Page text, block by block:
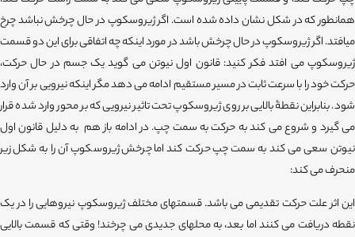
همانطور که در شکل نشان داده شده است. اگر ژیروسکوپ در حال چرخش نباشد چرخ
میافتد. اگر ژیروسکوپ در حال چرخش باشد در مورد اینکه چه اتفاقی برای این دو قسمت
ژیروسکوپ می افتد فکر کنید: قانون اول نیوتن می گوید یک جسم در حال حرکت،
حرکت خود را با سرعت ثابت در مسیر مستقیم ادامه می دهد مگر اینکه نیرویی بر آن وارد
شود. بنابراین نقطۀ بالایی بر روی ژیروسکوپ تحت تاثیر نیرویی که بر محور وارد شده قرار
می گیرد و شروع می کند به حرکت به سمت چپ. در ادامه باز هم به دلیل قانون اول
نیوتن سعی می کند به سمت چپ حرکت کند اما چرخش ژیروسکوپ آن را به شکل زیر
منحرف می کند:
این اثر علت حرکت تقدیمی می باشد. قسمتهای مختلف ژیروسکوپ نیروهایی را در یک
نقطه دریافت می کنند اما بعد، به محلهای جدیدی می چرخند! وقتی که قسمت بالایی